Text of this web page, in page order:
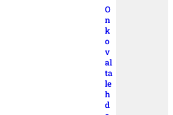
O
n
k
o
v
al
ta
le
h
d